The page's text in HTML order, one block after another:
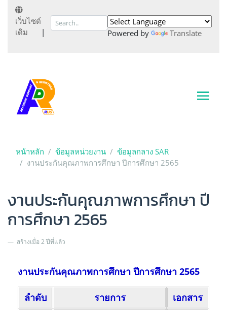
เว็บไซต์
เดิม
| Powered by Translate
หน้าหลัก ข้อมูลหน่วยงาน
ข้อมูลกลาง SAR
งานประกันคุณภาพการศึกษา ปีการศึกษา 2565
งานประกันคุณภาพการศึกษา ปี
การศึกษา 2565
สร้างเมื่อ 2 ปีที่แล้ว
งานประกันคุณภาพการศึกษา ปีการศึกษา 2565
ลำดับ รายการ เอกสาร